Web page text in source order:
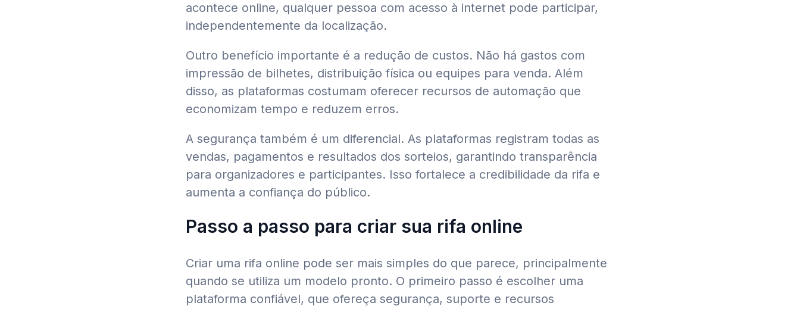
acontece online, qualquer pessoa com acesso à internet pode participar,
independentemente da localização.
Outro benefício importante é a redução de custos. Não há gastos com
impressão de bilhetes, distribuição física ou equipes para venda. Além
disso, as plataformas costumam oferecer recursos de automação que
economizam tempo e reduzem erros.
A segurança também é um diferencial. As plataformas registram todas as
vendas, pagamentos e resultados dos sorteios, garantindo transparência
para organizadores e participantes. Isso fortalece a credibilidade da rifa e
aumenta a confiança do público.
Passo a passo para criar sua rifa online
Criar uma rifa online pode ser mais simples do que parece, principalmente
quando se utiliza um modelo pronto. O primeiro passo é escolher uma
plataforma confiável, que ofereça segurança, suporte e recursos